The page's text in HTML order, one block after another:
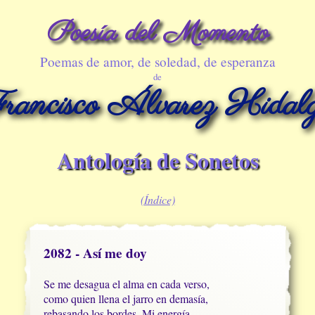
Poesía del Momento
Poemas de amor, de soledad, de esperanza
de
Álvarez
Antología de Sonetos
(Índice)
2082 - Así me doy
Se me desagua el alma en cada verso,
como quien llena el jarro en demasía,